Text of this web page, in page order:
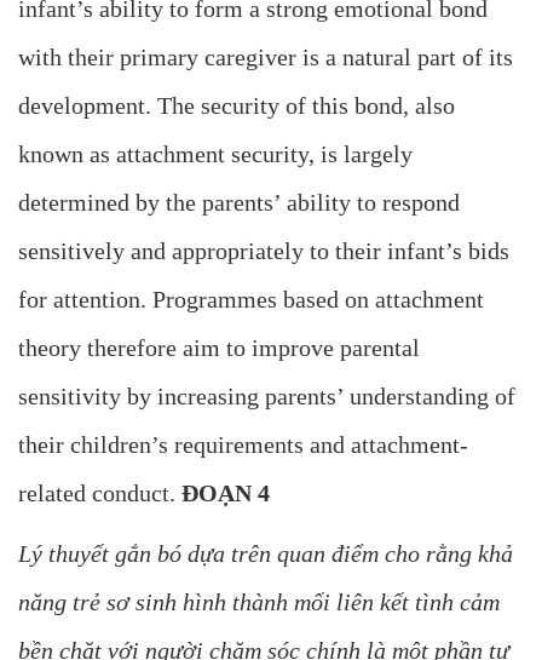
infant’s ability to form a strong emotional bond
with their primary caregiver is a natural part of its
development. The security of this bond, also
known as attachment security, is largely
determined by the parents’ ability to respond
sensitively and appropriately to their infant’s bids
for attention. Programmes based on attachment
theory therefore aim to improve parental
sensitivity by increasing parents’ understanding of
their children’s requirements and attachment-
related conduct. ĐOẠN 4
Lý thuyết gắn bó dựa trên quan điểm cho rằng khả
năng trẻ sơ sinh hình thành mối liên kết tình cảm
bền chặt với người chăm sóc chính là một phần tự